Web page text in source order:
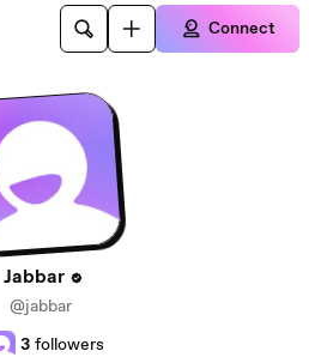
Connect
Jabbar
@jabbar
3 followers